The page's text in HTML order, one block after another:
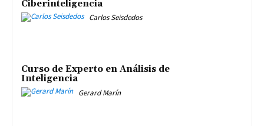
Ciberinteligencia
Carlos Seisdedos
Curso de Experto en Análisis de
Inteligencia
Gerard Marín